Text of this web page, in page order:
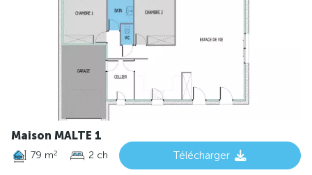
Maison MALTE 1
79 m2 2 ch Télécharger